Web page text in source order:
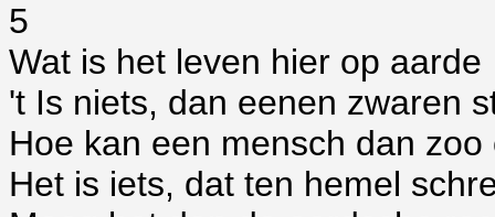
5
Wat is het leven hier op aarde
't Is niets, dan eenen zwaren
Hoe kan een mensch dan zoo
Het is iets, dat ten hemel